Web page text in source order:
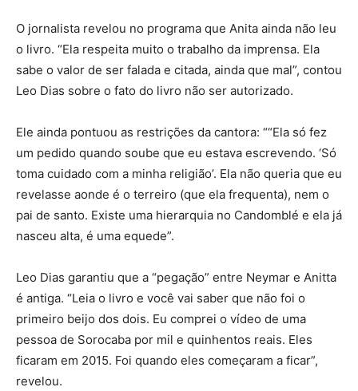
O jornalista revelou no programa que Anita ainda não leu
o livro. “Ela respeita muito o trabalho da imprensa. Ela
sabe o valor de ser falada e citada, ainda que mal”, contou
Leo Dias sobre o fato do livro não ser autorizado.
Ele ainda pontuou as restrições da cantora: ““Ela só fez
um pedido quando soube que eu estava escrevendo. ‘Só
toma cuidado com a minha religião’. Ela não queria que eu
revelasse aonde é o terreiro (que ela frequenta), nem o
pai de santo. Existe uma hierarquia no Candomblé e ela já
nasceu alta, é uma equede”.
Leo Dias garantiu que a “pegação” entre Neymar e Anitta
é antiga. “Leia o livro e você vai saber que não foi o
primeiro beijo dos dois. Eu comprei o vídeo de uma
pessoa de Sorocaba por mil e quinhentos reais. Eles
ficaram em 2015. Foi quando eles começaram a ficar”,
revelou.